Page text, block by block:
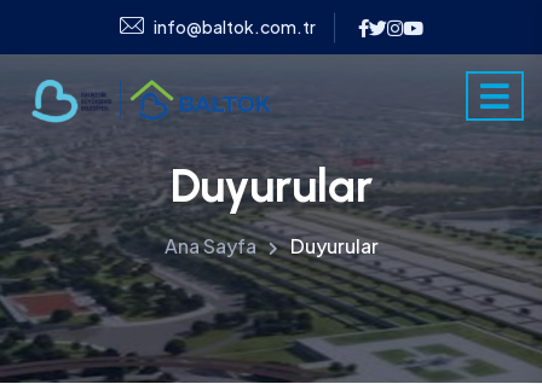
info@baltok.com.tr
Duyurular
Ana Sayfa Duyurular